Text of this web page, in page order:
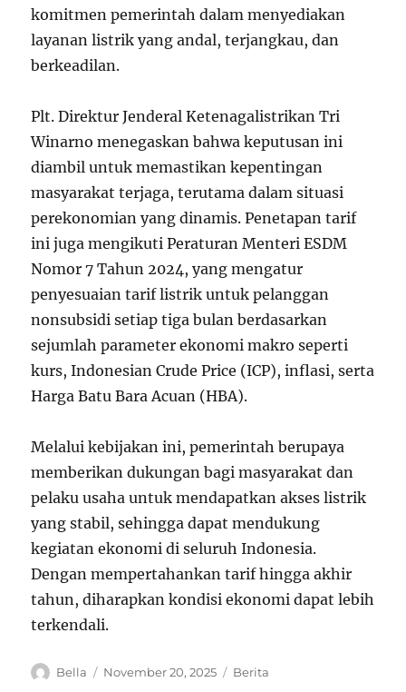
komitmen pemerintah dalam menyediakan
layanan listrik yang andal, terjangkau, dan
berkeadilan.
Plt. Direktur Jenderal Ketenagalistrikan Tri
Winarno menegaskan bahwa keputusan ini
diambil untuk memastikan kepentingan
masyarakat terjaga, terutama dalam situasi
perekonomian yang dinamis. Penetapan tarif
ini juga mengikuti Peraturan Menteri ESDM
Nomor 7 Tahun 2024, yang mengatur
penyesuaian tarif listrik untuk pelanggan
nonsubsidi setiap tiga bulan berdasarkan
sejumlah parameter ekonomi makro seperti
kurs, Indonesian Crude Price (ICP), inflasi, serta
Harga Batu Bara Acuan (HBA).
Melalui kebijakan ini, pemerintah berupaya
memberikan dukungan bagi masyarakat dan
pelaku usaha untuk mendapatkan akses listrik
yang stabil, sehingga dapat mendukung
kegiatan ekonomi di seluruh Indonesia.
Dengan mempertahankan tarif hingga akhir
tahun, diharapkan kondisi ekonomi dapat lebih
terkendali.
A
Bella
P
November 20, 2025
C
Berita